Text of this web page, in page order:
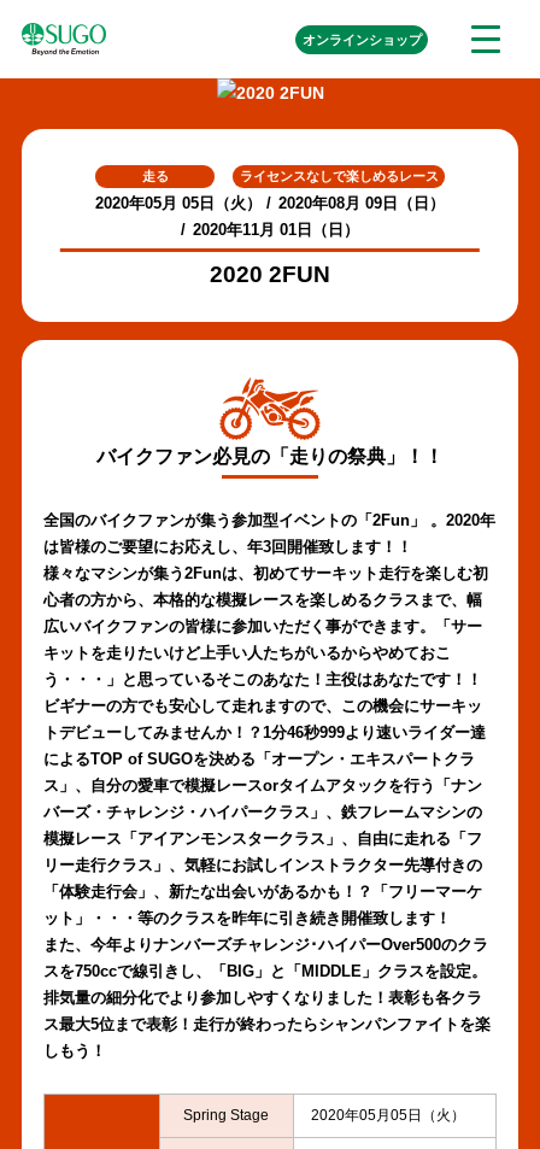
メ
を
オンラインショップ外
部
走る ライセンスなしで楽しめるレース
2020年05月 05日（火）
2020年08月 09日（日）
2020年11月 01日（日）
2020 2FUN
バイクファン必見の「走りの祭典」！！
全国のバイクファンが集う参加型イベントの「2Fun」 。 2020年
は皆様のご要望にお応えし、年3回開催致します！！
様々なマシンが集う2Funは、初めてサーキット走行を楽しむ初
心者の方から、 本格的な模擬レースを楽しめるクラスまで、幅
広いバイクファンの皆様に参加いただく事ができます。
「サー
キットを走りたいけど上手い人たちがいるからやめておこ
う・・・」と思っているそこのあなた！ 主役はあなたです！！
ビギナーの方でも安心して走れますので、この機会にサーキッ
トデビューしてみませんか！？ 1分46秒999より速いライダー達
によるTOP of SUGOを決める「オープン・エキスパートクラ
ス」、 自分の愛車で模擬レースorタイムアタックを行う「ナン
バーズ・チャレンジ・ハイパークラス」、 鉄フレームマシンの
模擬レース「アイアンモンスタークラス」、 自由に走れる「フ
リー走行クラス」、 気軽にお試しインストラクター先導付きの
「体験走行会」、 新たな出会いがあるかも！？「フリーマーケ
ット」
・・・等のクラスを昨年に引き続き開催致します！
また、今年よりナンバーズチャレンジ･ハイパーOver500のクラ
スを750ccで線引きし、
「BIG」と「MIDDLE」クラスを設定。
排気量の細分化でより参加しやすくなりました！表彰も各クラ
ス最大5位まで表彰！ 走行が終わったらシャンパンファイトを楽
しもう！
Spring Stage 2020年05月05日（火）